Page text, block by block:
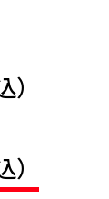
）
）